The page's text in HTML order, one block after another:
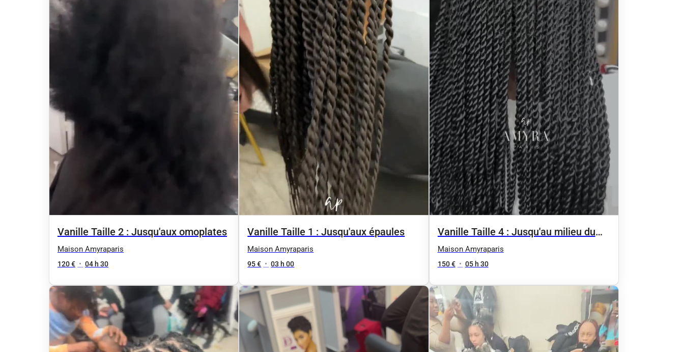
Vanille Taille 2 : Jusqu'aux omoplates
Maison Amyraparis
120 € • 04 h 30
Vanille Taille 1 : Jusqu'aux épaules
Maison Amyraparis
95 € • 03 h 00
Vanille Taille 4 : Jusqu'au milieu du
dos
Maison Amyraparis
150 € • 05 h 30